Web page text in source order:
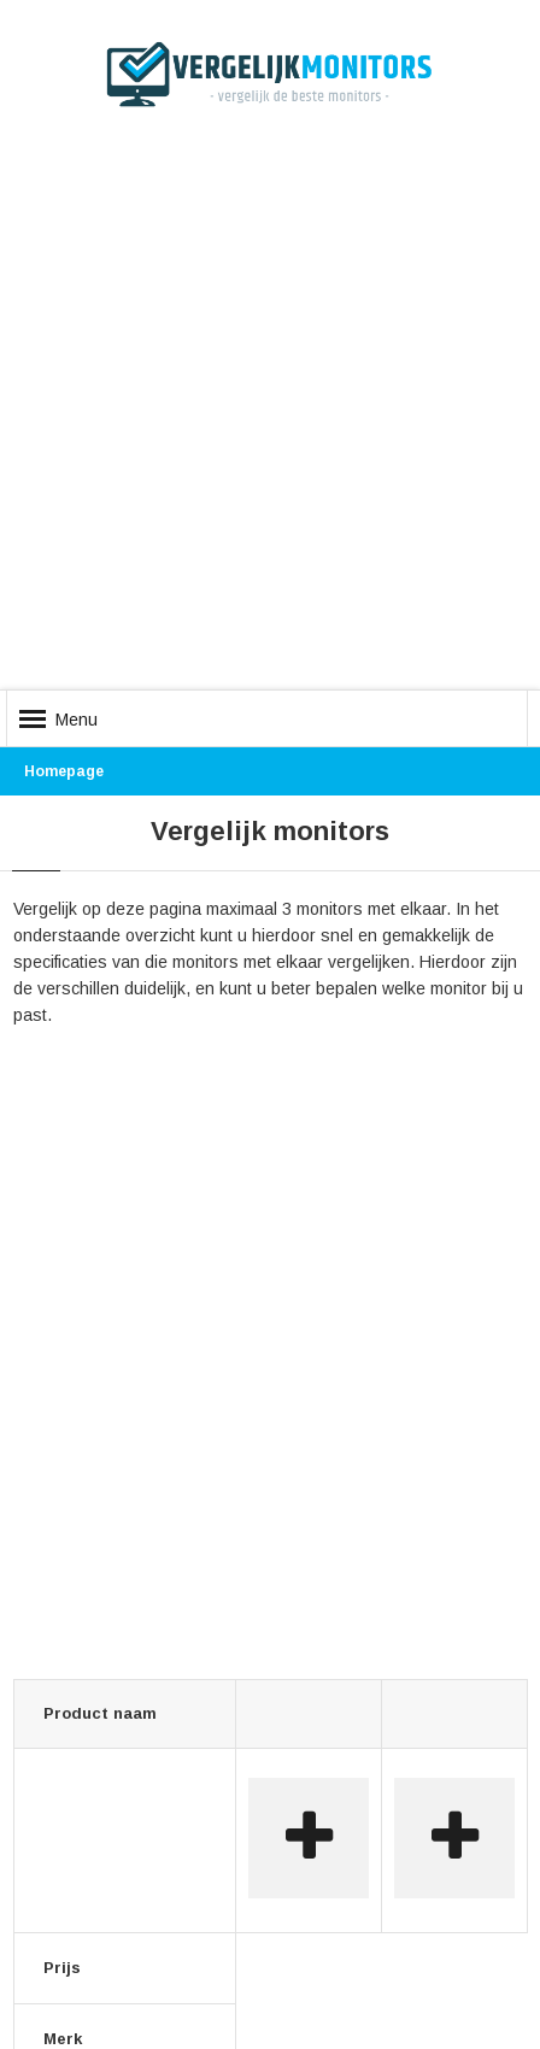
Menu
Homepage
Vergelijk monitors
Vergelijk op deze pagina maximaal 3 monitors met elkaar. In het
onderstaande overzicht kunt u hierdoor snel en gemakkelijk de
specificaties van die monitors met elkaar vergelijken. Hierdoor zijn
de verschillen duidelijk, en kunt u beter bepalen welke monitor bij u
past.
Product naam
Prijs
Merk